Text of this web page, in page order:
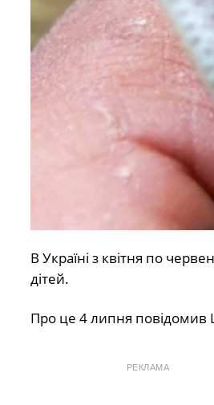
В Україні з квітня по
дітей.
Про це 4 липня повідомив
РЕКЛАМА